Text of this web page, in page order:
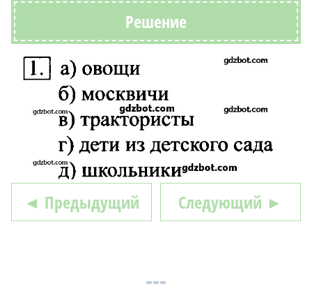
Решение
◄ Предыдущий Следующий ►